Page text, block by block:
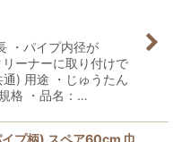
・パイプ内径が
ーナーに取り付けで
) 用途 ・じゅうたん
格 ・品名：…
プ柄) スペア60cm 巾